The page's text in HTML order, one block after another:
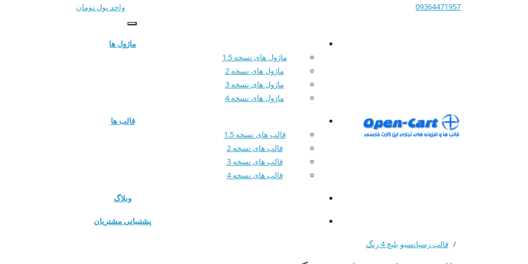
09364471957 واحد پول تومان
ماژول ها
ماژول های نسخه 1.5
ماژول های نسخه 2
ماژول های نسخه 3
ماژول های نسخه 4
قالب ها
قالب های نسخه 1.5
قالب های نسخه 2
قالب های نسخه 3
قالب های نسخه 4
وبلاگ
پشتیبانی مشتریان
قالب رسپانسیو بلیچ 4 رنگ